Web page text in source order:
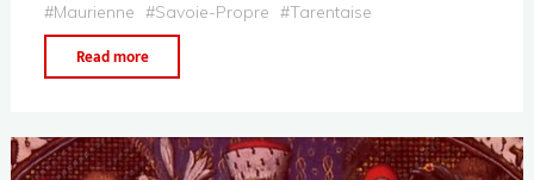
#Maurienne #Savoie-Propre #Tarentaise
Read more